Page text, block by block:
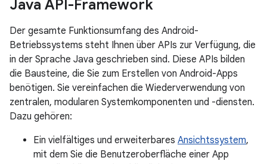
Java API-Framework
Der gesamte Funktionsumfang des Android-
Betriebssystems steht Ihnen über APIs zur Verfügung, die
in der Sprache Java geschrieben sind. Diese APIs bilden
die Bausteine, die Sie zum Erstellen von Android-Apps
benötigen. Sie vereinfachen die Wiederverwendung von
zentralen, modularen Systemkomponenten und -diensten.
Dazu gehören:
Ein vielfältiges und erweiterbares Ansichtssystem,
mit dem Sie die Benutzeroberfläche einer App